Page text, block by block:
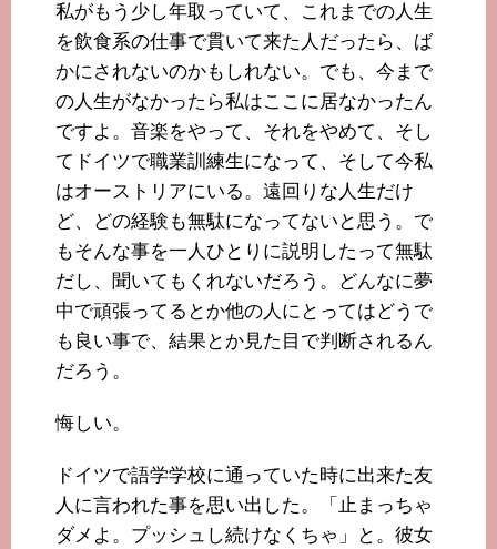
私がもう少し年取っていて、これまでの人生
を飲食系の仕事で貫いて来た人だったら、ば
かにされないのかもしれない。でも、今まで
の人生がなかったら私はここに居なかったん
ですよ。音楽をやって、それをやめて、そし
てドイツで職業訓練生になって、そして今私
はオーストリアにいる。遠回りな人生だけ
ど、どの経験も無駄になってないと思う。で
もそんな事を一人ひとりに説明したって無駄
だし、聞いてもくれないだろう。どんなに夢
中で頑張ってるとか他の人にとってはどうで
も良い事で、結果とか見た目で判断されるん
だろう。
悔しい。
ドイツで語学学校に通っていた時に出来た友
人に言われた事を思い出した。「止まっちゃ
ダメよ。プッシュし続けなくちゃ」と。彼女